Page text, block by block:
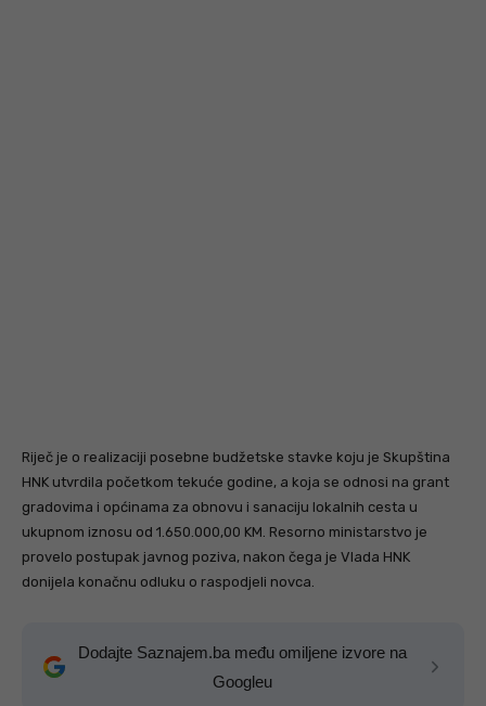
Riječ je o realizaciji posebne budžetske stavke koju je Skupština
HNK utvrdila početkom tekuće godine, a koja se odnosi na grant
gradovima i općinama za obnovu i sanaciju lokalnih cesta u
ukupnom iznosu od 1.650.000,00 KM. Resorno ministarstvo je
provelo postupak javnog poziva, nakon čega je Vlada HNK
donijela konačnu odluku o raspodjeli novca.
Dodajte Saznajem.ba među omiljene izvore na
Googleu